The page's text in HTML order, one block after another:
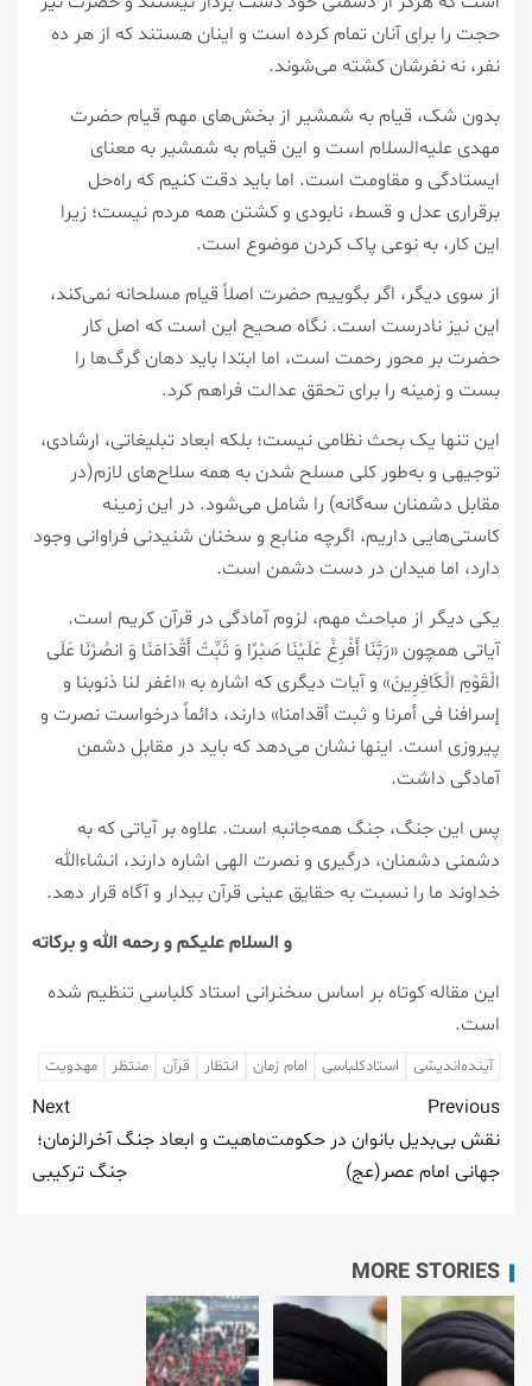
حجت را برای آنان تمام کرده است و اینان هستند که از هر ده
نفر، نه نفرشان کشته می‌شوند.
بدون شک، قیام به شمشیر از بخش‌های مهم قیام حضرت
مهدی علیه‌السلام است و این قیام به شمشیر به معنای
ایستادگی و مقاومت است. اما باید دقت کنیم که راه‌حل
برقراری عدل و قسط، نابودی و کشتن همه مردم نیست؛ زیرا
این کار، به نوعی پاک کردن موضوع است.
از سوی دیگر، اگر بگوییم حضرت اصلاً قیام مسلحانه نمی‌کند،
این نیز نادرست است. نگاه صحیح این است که اصل کار
حضرت بر محور رحمت است، اما ابتدا باید دهان گرگ‌ها را
بست و زمینه را برای تحقق عدالت فراهم کرد.
این تنها یک بحث نظامی نیست؛ بلکه ابعاد تبلیغاتی، ارشادی،
توجیهی و به‌طور کلی مسلح شدن به همه سلاح‌های لازم(در
مقابل دشمنان سه‌گانه) را شامل می‌شود. در این زمینه
کاستی‌هایی داریم، اگرچه منابع و سخنان شنیدنی فراوانی وجود
دارد، اما میدان در دست دشمن است.
یکی دیگر از مباحث مهم، لزوم آمادگی در قرآن کریم است.
آیاتی همچون «رَبَّنَا أَفْرِغْ عَلَیْنَا صَبْرًا وَ ثَبِّتْ أَقْدَامَنَا وَ انصُرْنَا عَلَی
الْقَوْمِ الْکَافِرِینَ» و آیات دیگری که اشاره به «اغفر لنا ذنوبنا و
إسرافنا فی أمرنا و ثبت أقدامنا» دارند، دائماً درخواست نصرت و
پیروزی است. اینها نشان می‌دهد که باید در مقابل دشمن
آمادگی داشت.
پس این جنگ، جنگ همه‌جانبه است. علاوه بر آیاتی که به
دشمنی دشمنان، درگیری و نصرت الهی اشاره دارند، انشاءالله
خداوند ما را نسبت به حقایق عینی قرآن بیدار و آگاه قرار دهد.
و السلام علیکم و رحمه الله و برکاته
این مقاله کوتاه بر اساس سخنرانی استاد کلباسی تنظیم شده
است.
آینده‌اندیشی استادکلباسی امام زمان انتظار قرآن منتظر مهدویت
Previous
نقش بی‌بدیل بانوان در حکومت
جهانی امام عصر(عج)
Next
ماهیت و ابعاد جنگ آخرالزمان؛
جنگ ترکیبی
MORE STORIES